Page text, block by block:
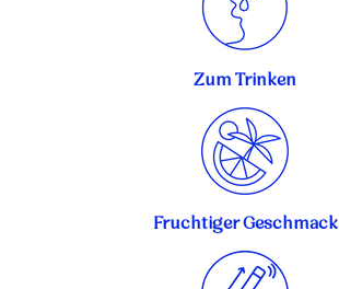
Zum Trinken
Fruchtiger Geschmack